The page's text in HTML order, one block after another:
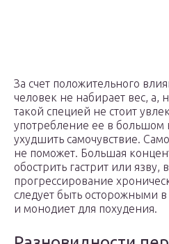
За счет положительного
человек не набирает вес, а,
такой специей не стоит
употребление ее в большом
ухудшить самочувствие.
не поможет. Большая
обострить гастрит или язву,
прогрессирование
следует быть осторожными
и монодиет для похудения.